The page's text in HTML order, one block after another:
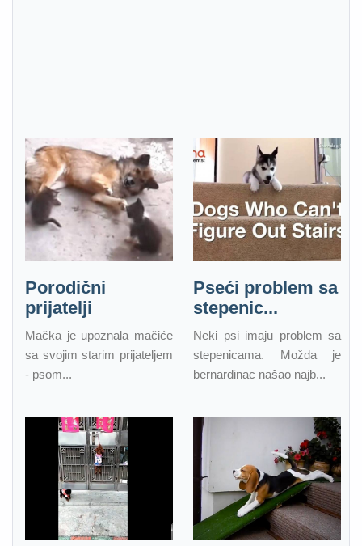
Porodični
prijatelji
Mačka je upoznala mačiće
sa svojim starim prijateljem
- psom...
Pseći problem sa
stepenic...
Neki psi imaju problem sa
stepenicama. Možda je
bernardinac našao najb...